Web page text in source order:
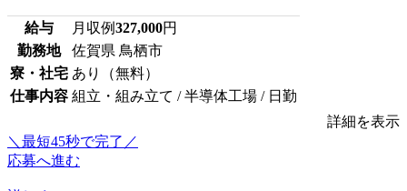
給与 月収例327,000円
勤務地
佐賀県 鳥栖市
寮・社宅 あり（無料）
仕事内容 組立・組み立て / 半導体工場 / 日勤
詳細を表示
＼最短45秒で完了／
応募へ進む